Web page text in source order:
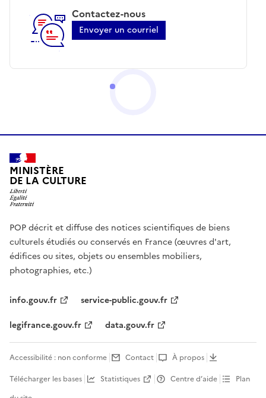
Contactez-nous
Envoyer un courriel
MINISTÈRE
DE LA CULTURE
POP décrit et diffuse des notices scientifiques de biens
culturels étudiés ou conservés en France (œuvres d'art,
édifices ou sites, objets ou ensembles mobiliers,
photographies, etc.)
info.gouv.fr
service-public.gouv.fr
legifrance.gouv.fr
data.gouv.fr
Accessibilité : non conforme Contact
À propos
Télécharger les bases
Statistiques Centre d’aide
Plan